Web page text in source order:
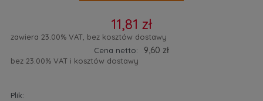
11,81 zł
zawiera 23.00% VAT, bez kosztów dostawy
Cena netto:
9,60 zł
bez 23.00% VAT i kosztów dostawy
Plik: